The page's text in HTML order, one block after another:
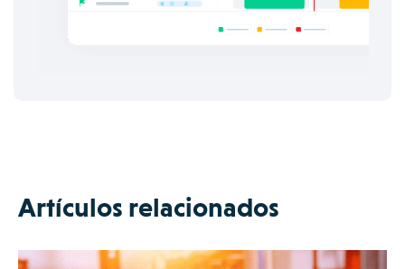
Artículos relacionados